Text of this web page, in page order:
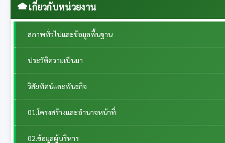
เกี่ยวกับหน่วยงาน
สภาพทั่วไปและข้อมูลพื้นฐาน
ประวัติความเป็นมา
วิสัยทัศน์และพันธกิจ
01.โครงสร้างและอำนาจหน้าที่
02.ข้อมูลผู้บริหาร